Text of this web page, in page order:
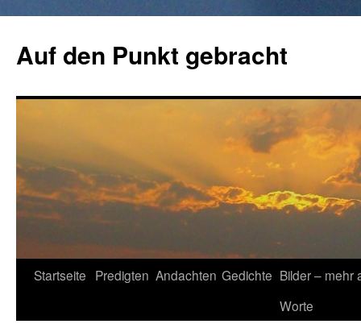
springen
Auf den Punkt gebracht
Startseite Predigten Andachten Gedichte Bilder – mehr
Worte